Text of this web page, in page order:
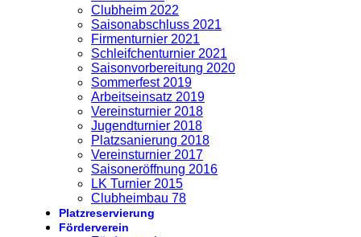
Clubheim 2022
Saisonabschluss 2021
Firmenturnier 2021
Schleifchenturnier 2021
Saisonvorbereitung 2020
Sommerfest 2019
Arbeitseinsatz 2019
Vereinsturnier 2018
Jugendturnier 2018
Platzsanierung 2018
Vereinsturnier 2017
Saisoneröffnung 2016
LK Turnier 2015
Clubheimbau 78
Platzreservierung
Förderverein